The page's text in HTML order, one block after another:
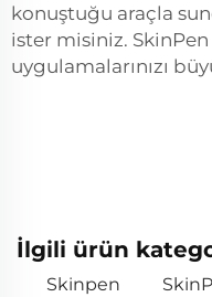
konuştuğu araçla
ister misiniz.
uygulamalarınızı
İlgili ürün
Skinpen